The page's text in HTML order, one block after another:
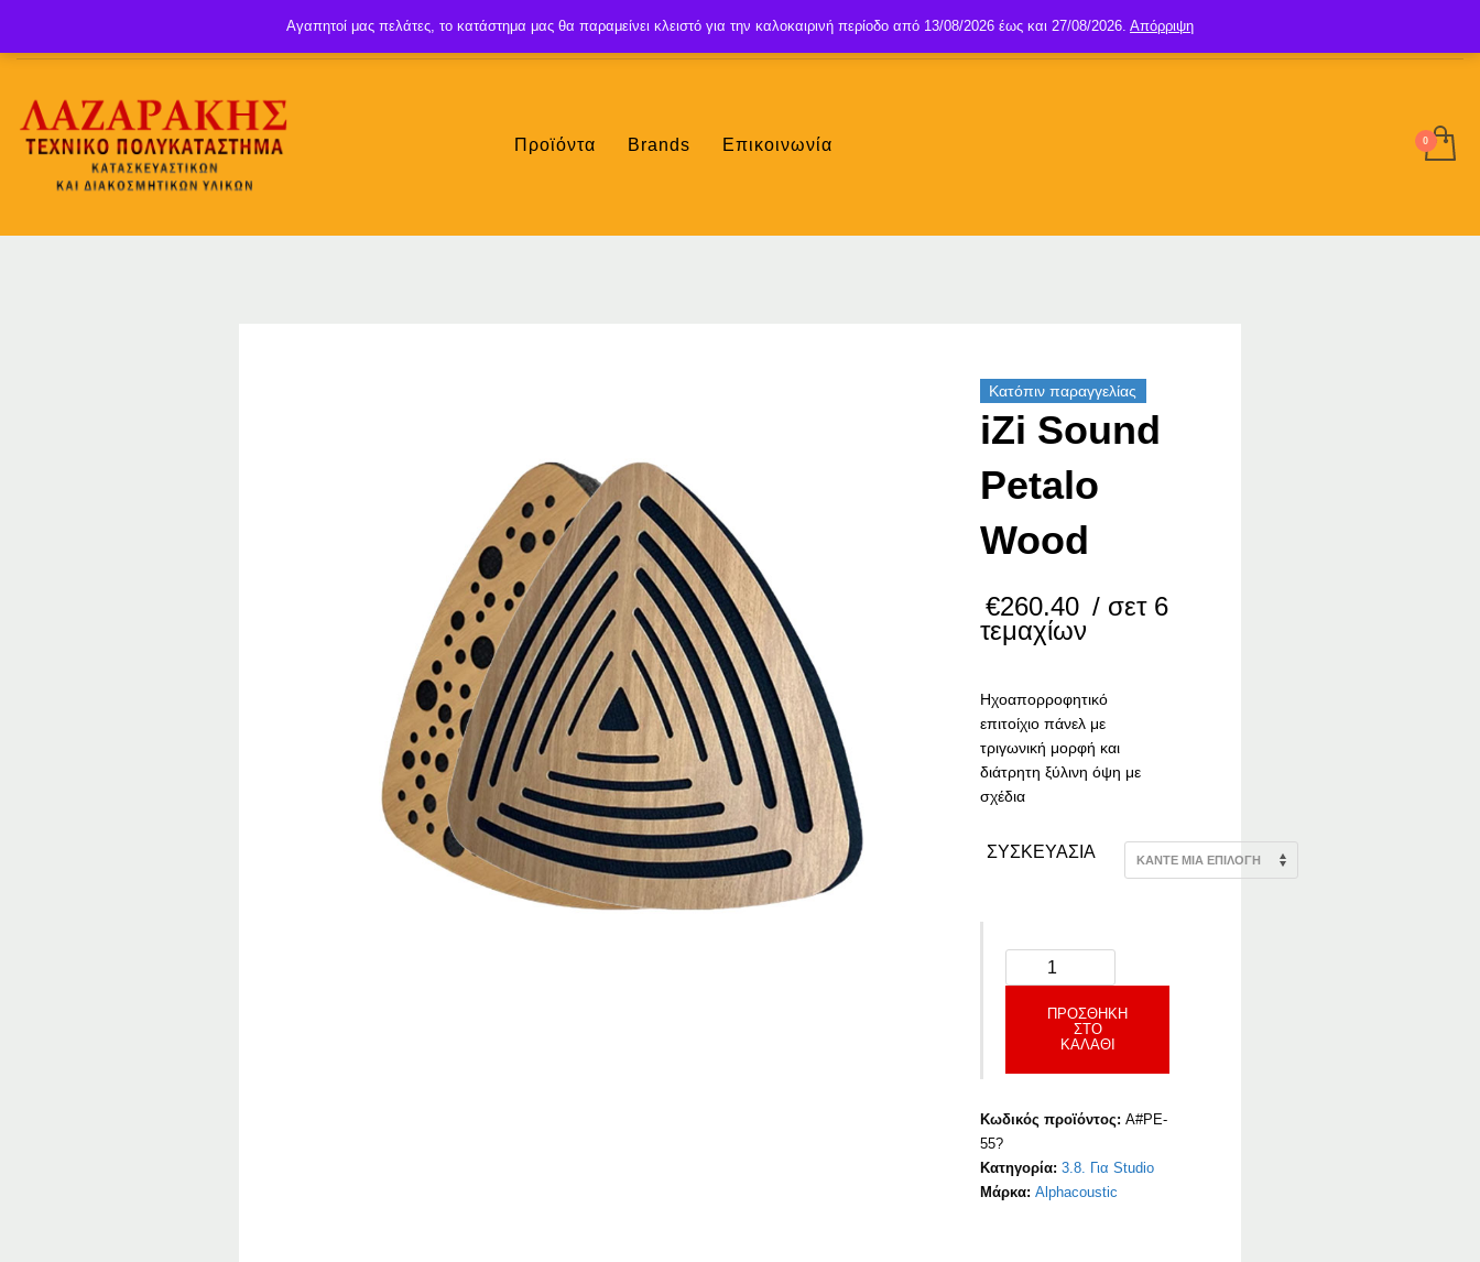
SIGN UP LOGIN
Προϊόντα Brands Επικοινωνία
Κατόπιν παραγγελίας
iZi Sound
Petalo
Wood
€260.40 / σετ 6
τεμαχίων
Ηχοαπορροφητικό
επιτοίχιο πάνελ με
τριγωνική μορφή και
διάτρητη ξύλινη όψη με
σχέδια
ΣΥΣΚΕΥΑΣΙΑ
ΠΡΟΣΘΉΚΗ
ΣΤΟ
ΚΑΛΆΘΙ
Κωδικός προϊόντος: A#PE-
55?
Κατηγορία: 3.8. Για Studio
Μάρκα: Alphacoustic
Αγαπητοί μας πελάτες, το κατάστημα μας θα παραμείνει κλειστό για την καλοκαιρινή περίοδο από 13/08/2026 έως και 27/08/2026. Απόρριψη